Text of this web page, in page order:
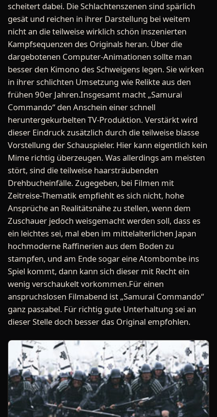
scheitert dabei. Die Schlachtenszenen sind spärlich
gesät und reichen in ihrer Darstellung bei weitem
nicht an die teilweise wirklich schön inszenierten
Kampfsequenzen des Originals heran. Über die
dargebotenen Computer-Animationen sollte man
besser den Kimono des Schweigens legen. Sie wirken
in ihrer schlichten Umsetzung wie Relikte aus den
frühen 90er Jahren.Insgesamt macht „Samurai
Commando“ den Anschein einer schnell
heruntergekurbelten TV-Produktion. Verstärkt wird
dieser Eindruck zusätzlich durch die teilweise blasse
Vorstellung der Schauspieler. Hier kann eigentlich kein
Mime richtig überzeugen. Was allerdings am meisten
stört, sind die teilweise haarsträubenden
Drehbucheinfälle. Zugegeben, bei Filmen mit
Zeitreise-Thematik empfiehlt es sich nicht, hohe
Ansprüche an Realitätsnähe zu stellen, wenn dem
Zuschauer jedoch weisgemacht werden soll, dass es
ein leichtes sei, mal eben im mittelalterlichen Japan
hochmoderne Raffinerien aus dem Boden zu
stampfen, und am Ende sogar eine Atombombe ins
Spiel kommt, dann kann sich dieser mit Recht ein
wenig verschaukelt vorkommen.Für einen
anspruchslosen Filmabend ist „Samurai Commando“
ganz passabel. Für richtig gute Unterhaltung sei an
dieser Stelle doch besser das Original empfohlen.